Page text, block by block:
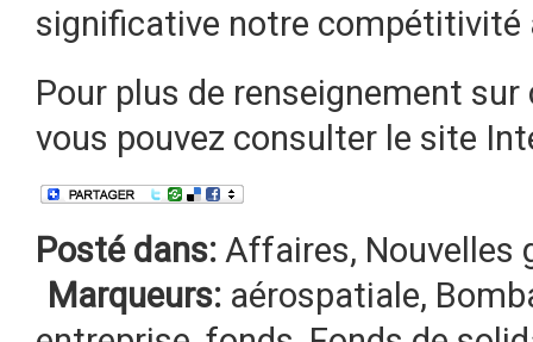
significative notre compétitivité
Pour plus de renseignement
vous pouvez consulter le site
Posté dans: Affaires, Nouvelles
Marqueurs: aérospatiale,